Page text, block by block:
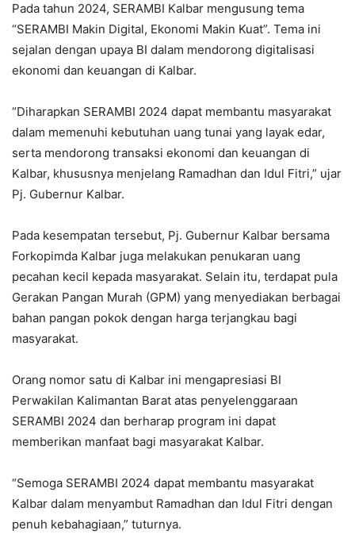
Pada tahun 2024, SERAMBI Kalbar mengusung tema
“SERAMBI Makin Digital, Ekonomi Makin Kuat”. Tema ini
sejalan dengan upaya BI dalam mendorong digitalisasi
ekonomi dan keuangan di Kalbar.
“Diharapkan SERAMBI 2024 dapat membantu masyarakat
dalam memenuhi kebutuhan uang tunai yang layak edar,
serta mendorong transaksi ekonomi dan keuangan di
Kalbar, khususnya menjelang Ramadhan dan Idul Fitri,” ujar
Pj. Gubernur Kalbar.
Pada kesempatan tersebut, Pj. Gubernur Kalbar bersama
Forkopimda Kalbar juga melakukan penukaran uang
pecahan kecil kepada masyarakat. Selain itu, terdapat pula
Gerakan Pangan Murah (GPM) yang menyediakan berbagai
bahan pangan pokok dengan harga terjangkau bagi
masyarakat.
Orang nomor satu di Kalbar ini mengapresiasi BI
Perwakilan Kalimantan Barat atas penyelenggaraan
SERAMBI 2024 dan berharap program ini dapat
memberikan manfaat bagi masyarakat Kalbar.
“Semoga SERAMBI 2024 dapat membantu masyarakat
Kalbar dalam menyambut Ramadhan dan Idul Fitri dengan
penuh kebahagiaan,” tuturnya.